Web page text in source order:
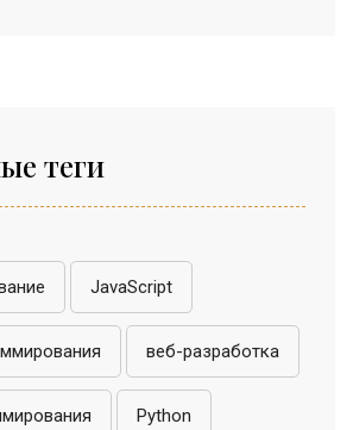
теги
JavaScript
веб-разработка
Python